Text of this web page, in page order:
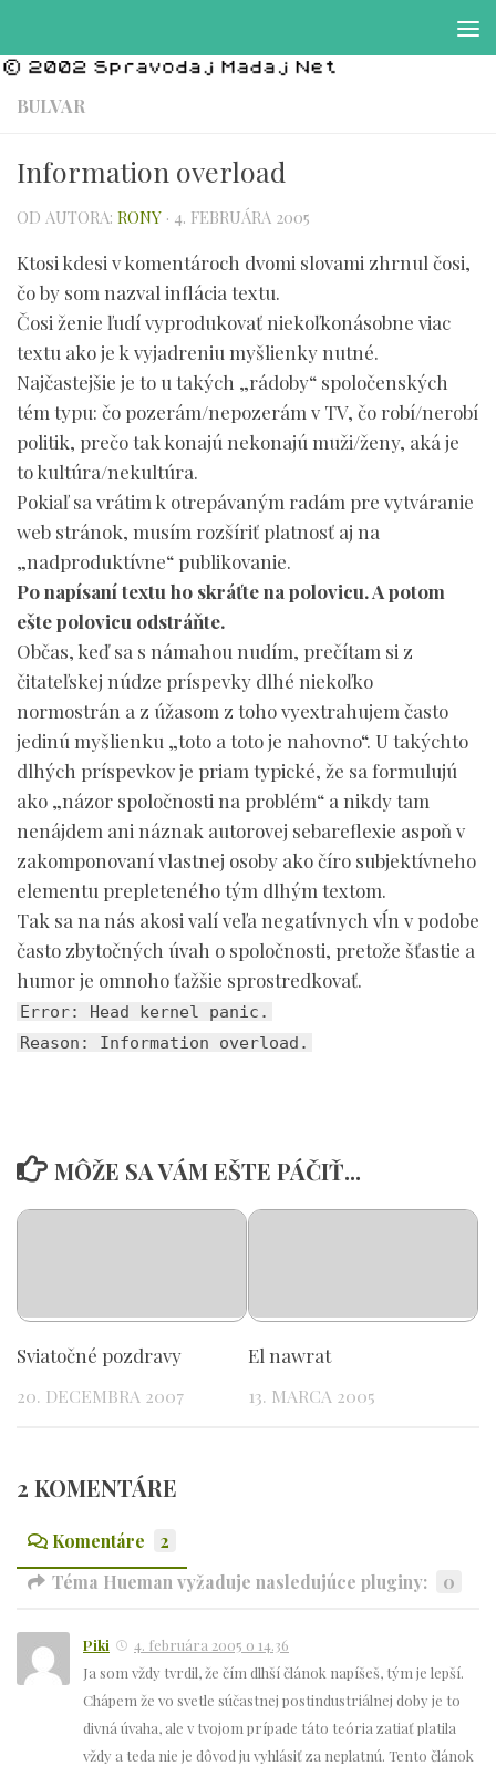
BULVAR
Information overload
OD AUTORA: RONY · 4. FEBRUÁRA 2005
Ktosi kdesi v komentároch dvomi slovami zhrnul čosi,
čo by som nazval inflácia textu.
Čosi ženie ľudí vyprodukovať niekoľkonásobne viac
textu ako je k vyjadreniu myšlienky nutné.
Najčastejšie je to u takých „rádoby“ spoločenských
tém typu: čo pozerám/nepozerám v TV, čo robí/nerobí
politik, prečo tak konajú nekonajú muži/ženy, aká je
to kultúra/nekultúra.
Pokiaľ sa vrátim k otrepávaným radám pre vytváranie
web stránok, musím rozšíriť platnosť aj na
„nadproduktívne“ publikovanie.
Po napísaní textu ho skráťte na polovicu. A potom
ešte polovicu odstráňte.
Občas, keď sa s námahou nudím, prečítam si z
čitateľskej núdze príspevky dlhé niekoľko
normostrán a z úžasom z toho vyextrahujem často
jedinú myšlienku „toto a toto je nahovno“. U takýchto
dlhých príspevkov je priam typické, že sa formulujú
ako „názor spoločnosti na problém“ a nikdy tam
nenájdem ani náznak autorovej sebareflexie aspoň v
zakomponovaní vlastnej osoby ako číro subjektívneho
elementu prepleteného tým dlhým textom.
Tak sa na nás akosi valí veľa negatívnych vĺn v podobe
často zbytočných úvah o spoločnosti, pretože šťastie a
humor je omnoho ťažšie sprostredkovať.
Error: Head kernel panic.
Reason: Information overload.
MÔŽE SA VÁM EŠTE PÁČIŤ...
Sviatočné pozdravy
20. DECEMBRA 2007
El nawrat
13. MARCA 2005
2 KOMENTÁRE
Komentáre
2
Téma Hueman vyžaduje nasledujúce pluginy:
0
Piki
4. februára 2005 o 14.36
Ja som vždy tvrdil, že čím dlhší článok napíšeš, tým je lepší.
Chápem že vo svetle súčastnej postindustriálnej doby je to
divná úvaha, ale v tvojom prípade táto teória zatiať platila
vždy a teda nie je dôvod ju vyhlásiť za neplatnú. Tento článok